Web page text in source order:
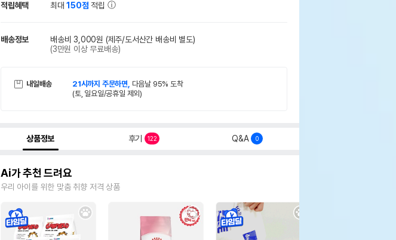
적립혜택 최대150점 적립
배송정보 배송비 3,000원 (제주/도서산간 배송비 별도)
(3만원 이상 무료배송)
내일배송 21시까지 주문하면, 다음날 95% 도착
(토, 일요일/공휴일 제외)
상품정보 후기 122 Q&A 0
Ai가 추천 드려요
우리 아이를 위한 맞춤 취향 저격 상품